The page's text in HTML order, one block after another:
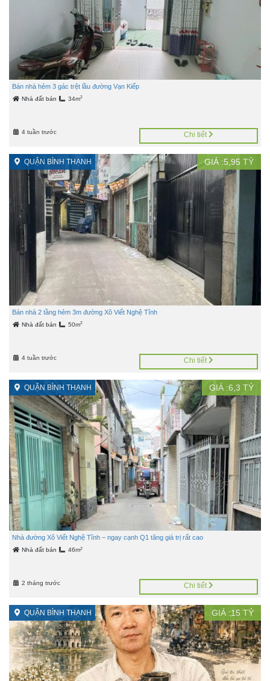
Bán nhà hẻm 3 gác trệt lầu đường Vạn Kiếp
Nhà đất bán 34m2
4 tuần trước Chi tiết
QUẬN BÌNH THẠNH GIÁ :5,95 TỶ
Bán nhà 2 tầng hẻm 3m đường Xô Viết Nghệ Tĩnh
Nhà đất bán 50m2
4 tuần trước Chi tiết
QUẬN BÌNH THẠNH GIÁ :6,3 TỶ
Nhà đường Xô Viết Nghệ Tĩnh – ngay cạnh Q1 tăng giá trị rất cao
Nhà đất bán 46m2
2 tháng trước Chi tiết
QUẬN BÌNH THẠNH GIÁ :15 TỶ